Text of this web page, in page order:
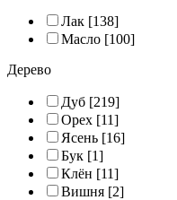
Лак [138]
Масло [100]
Дерево
Дуб [219]
Орех [11]
Ясень [16]
Бук [1]
Клён [11]
Вишня [2]